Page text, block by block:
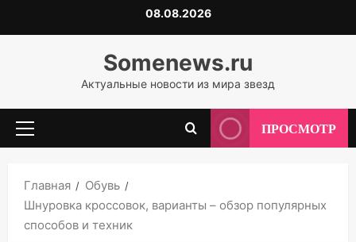
к
08.08.2026
Somenews.ru
Актуальные новости из мира звезд
Основное
ПРОСМОТР
Главная
Обувь
Шнуровка кроссовок, варианты – обзор популярных
способов и техник